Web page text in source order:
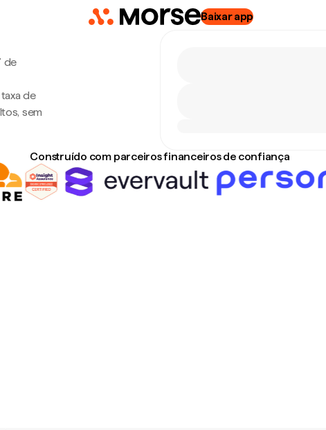
Baixar app
de
de
sem
Construído com parceiros financeiros de confiança